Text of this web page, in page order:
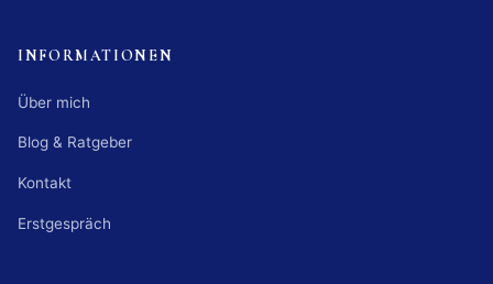
INFORMATIONEN
Über mich
Blog & Ratgeber
Kontakt
Erstgespräch